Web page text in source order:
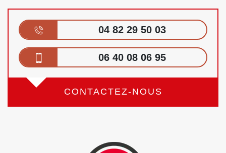
04 82 29 50 03
06 40 08 06 95
CONTACTEZ-NOUS